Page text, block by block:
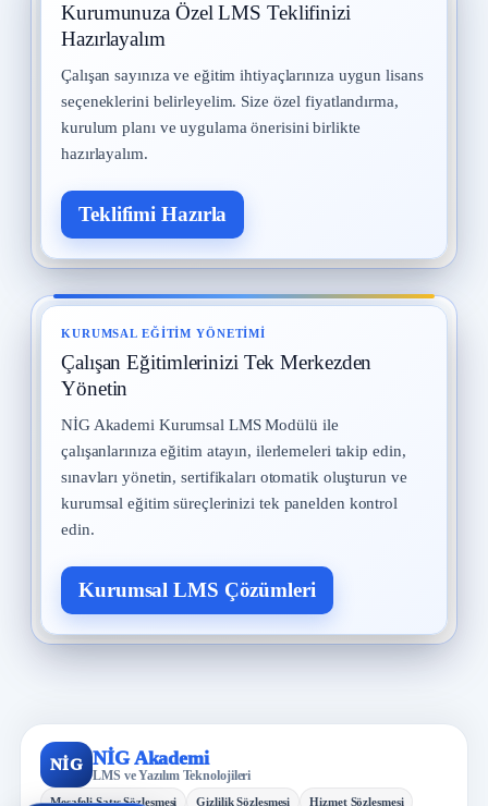
9 İş Güvenliği Uzmanları
12 Eylül 2025 · 8 okuma
10 Kadın Çalışanların Çalıştırılması
2 Eylül 2025 · 8 okuma
Kurumunuza Özel LMS Teklifinizi
Hazırlayalım
Çalışan sayınıza ve eğitim ihtiyaçlarınıza uygun lisans
seçeneklerini belirleyelim. Size özel fiyatlandırma,
kurulum planı ve uygulama önerisini birlikte
hazırlayalım.
Teklifimi Hazırla
KURUMSAL EĞITIM YÖNETIMI
Çalışan Eğitimlerinizi Tek Merkezden
Yönetin
NİG Akademi Kurumsal LMS Modülü ile
çalışanlarınıza eğitim atayın, ilerlemeleri takip edin,
sınavları yönetin, sertifikaları otomatik oluşturun ve
kurumsal eğitim süreçlerinizi tek panelden kontrol
edin.
Kurumsal LMS Çözümleri
NİG NİG Akademi
LMS ve Yazılım Teknolojileri
Mesafeli Satış Sözleşmesi Gizlilik Sözleşmesi Hizmet Sözleşmesi